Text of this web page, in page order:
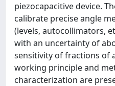
piezocapacitive device.
calibrate precise angle
(levels, autocollimators,
with an uncertainty of
sensitivity of fractions of
working principle and
characterization are